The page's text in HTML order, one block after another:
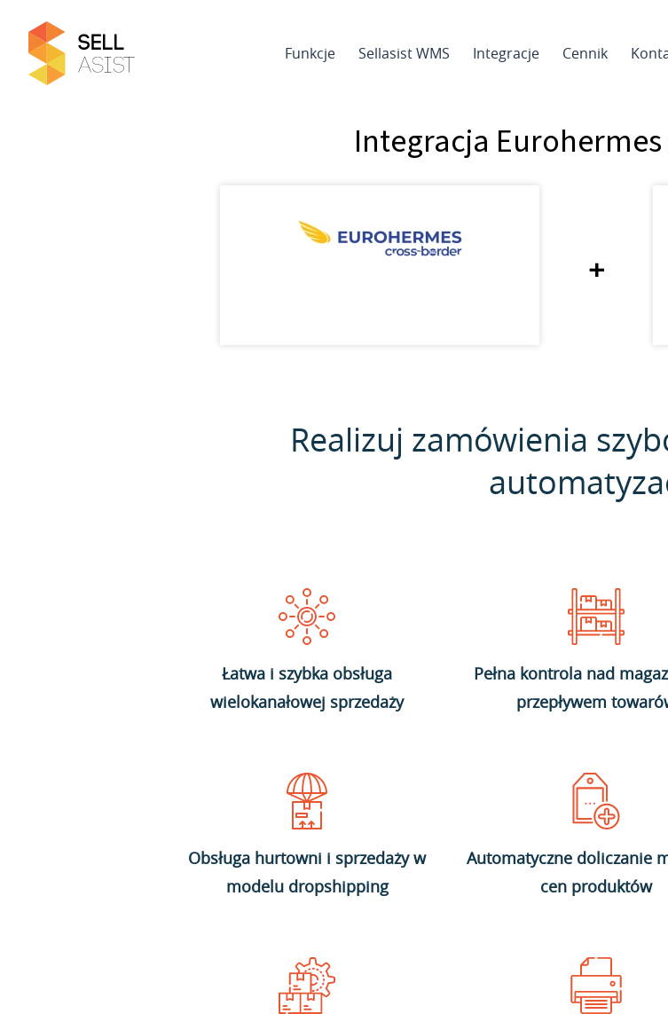
Funkcje Sellasist WMS Integracje Cennik
Integracja
+
Realizuj zamówienia
Łatwa i szybka obsługa
wielokanałowej sprzedaży
Pełna kontrola nad
przepływem
Obsługa hurtowni i sprzedaży w
modelu dropshipping
Automatyczne doliczanie
cen produktów